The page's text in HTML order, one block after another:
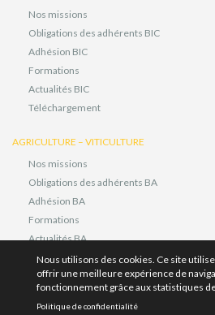
Nos missions
Obligations des adhérents BIC
Adhésion BIC
Formations
Actualités BIC
Téléchargement
AGRICULTURE – VITICULTURE
Nos missions
Obligations des adhérents BA
Adhésion BA
Formations
Actualités BA
Téléchargement
CONTRÔLE DES COMPTES RENDUS DE
TUTELLE
Nous utilisons des cookies. Ce site
offrir une meilleure expérience de
fonctionnement grâce aux statistiques
Politique de confidentialité